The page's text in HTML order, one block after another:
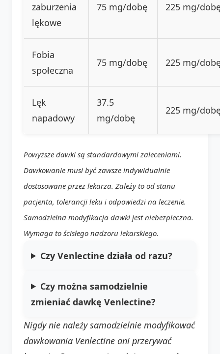
zaburzenia
lękowe
75 mg/dobę 225 mg/
Fobia
społeczna
75 mg/dobę 225 mg/
Lęk
napadowy
37.5
mg/dobę
225 mg/
Powyższe dawki są standardowymi zaleceniami.
Dawkowanie musi być zawsze indywidualnie
dostosowane przez lekarza. Zależy to od stanu
pacjenta, tolerancji leku i odpowiedzi na leczenie.
Samodzielna modyfikacja dawki jest niebezpieczna.
Wymaga to ścisłego nadzoru lekarskiego.
Czy Venlectine działa od razu?
Czy można samodzielnie
zmieniać dawkę Venlectine?
Nigdy nie należy samodzielnie modyfikować
dawkowania Venlectine ani przerywać